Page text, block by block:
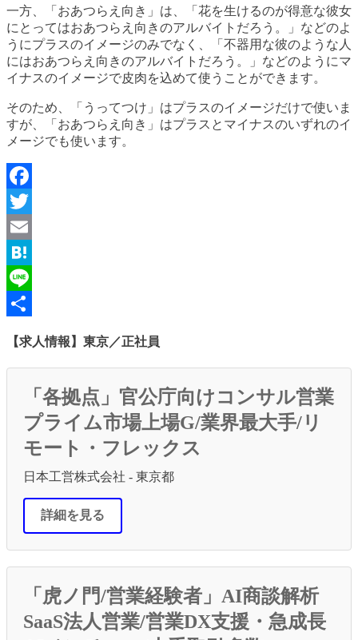
一方、「おあつらえ向き」は、「花を生けるのが得意な彼女
にとってはおあつらえ向きのアルバイトだろう。」などのよ
うにプラスのイメージのみでなく、「不器用な彼のような人
にはおあつらえ向きのアルバイトだろう。」などのようにマ
イナスのイメージで皮肉を込めて使うことができます。
そのため、「うってつけ」はプラスのイメージだけで使いま
すが、「おあつらえ向き」はプラスとマイナスのいずれのイ
メージでも使います。
Facebook
Twitter
Email
Hatena
Line
【求人情報】東京／正社員
「各拠点」官公庁向けコンサル営業
プライム市場上場G/業界最大手/リ
モート・フレックス
日本工営株式会社 - 東京都
詳細を見る
「虎ノ門/営業経験者」AI商談解析
SaaS法人営業/営業DX支援・急成長